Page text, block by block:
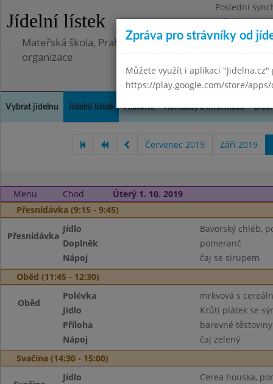
Jídelní lístek
Poslední
Středa
Mateřská škola, Praha 5 - Barrandov, Lohniského
organizace
Vybrat jídelnu Jídelní lístek Historie Kontakty a informace
Červenec 2019 Září 2019
Menu Chod
Úterý 1. 10. 2019
Přesnídávka (9:15 - 9:45)
Přesnídávka
Jídlo
Bavorský chléb,
Doplněk
pomeranč
Nápoj
čaj se sirupem
Oběd (11:45 - 12:30)
Oběd
Polévka
mrkvová s
Jídlo
Krůtí plátek se
Příloha
barevné těstoviny
Nápoj
čaj zelený
Svačina (14:30 - 15:00)
Jídlo
Cerea houska,
Zpráva pro strávníky od
Můžete využít i aplikaci
https://play.google.com/store/